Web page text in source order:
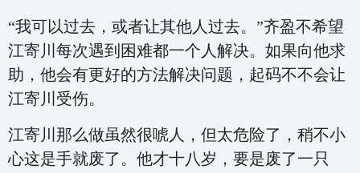
“我可以过去，或者让其他人过去。”齐盈不希望
江寄川每次遇到困难都一个人解决。如果向他求
助，他会有更好的方法解决问题，起码不不会让
江寄川受伤。
江寄川那么做虽然很唬人，但太危险了，稍不小
心这是手就废了。他才十八岁，要是废了一只